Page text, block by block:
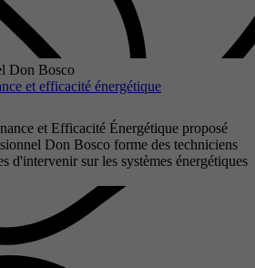
Don Bosco
et efficacité énergétique
et Efficacité Énergétique proposé
Don Bosco forme des techniciens
d'intervenir sur les systèmes énergétiques